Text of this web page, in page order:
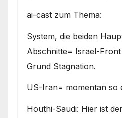
ai-cast zum Thema:
System, die beiden
Abschnitte= Israel-
Grund Stagnation.
US-Iran= momentan so
Houthi-Saudi: Hier ist